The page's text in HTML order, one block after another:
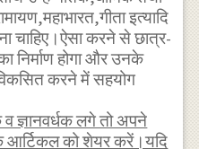
इत्यादि
चाहिए।ऐसा करने से छात्र-
निर्माण होगा और उनके
करने में सहयोग
ज्ञानवर्धक लगे तो अपने
आर्टिकल को शेयर करें।यदि